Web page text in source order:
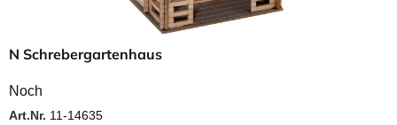
N Schrebergartenhaus
Noch
Art.Nr. 11-14635